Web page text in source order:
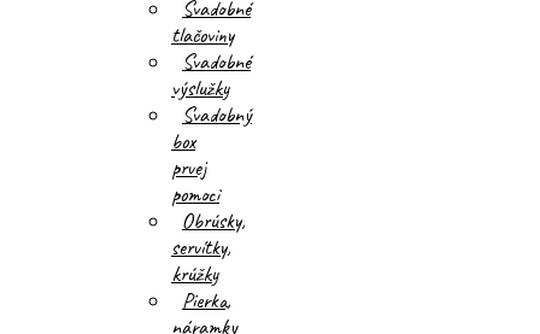
Svadobné
tlačoviny
Svadobné
výslužky
Svadobný
box
prvej
pomoci
Obrúsky,
servítky,
krúžky
Pierka,
náramky